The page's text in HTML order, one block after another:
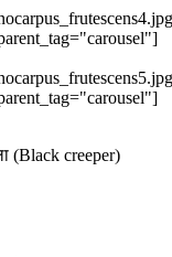
(Black creeper)